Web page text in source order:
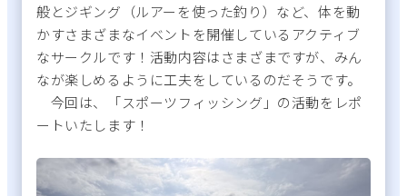
般とジギング（ルアーを使った釣り）など、体を動
かすさまざまなイベントを開催しているアクティブ
なサークルです！活動内容はさまざまですが、みん
なが楽しめるように工夫をしているのだそうです。
今回は、「スポーツフィッシング」の活動をレポ
ートいたします！